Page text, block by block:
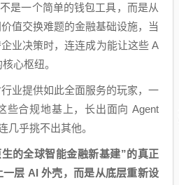
是一个简单的钱包工具，而是从
值交换难题的金融基础设施，当
业决策时，连连成为能让这些 A
心枢纽。
业提供如此全面服务的玩家，一
些合规地基上，长出面向 Agent
几乎挑不出其他。
的全球智能金融新基建”的真正
层 AI 外壳，而是从底层重新设